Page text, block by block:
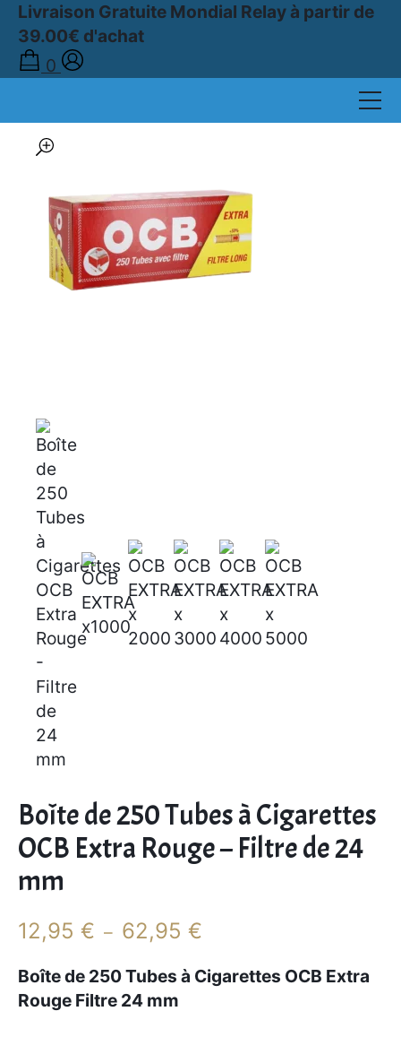
🔍
Boîte de 250 Tubes à Cigarettes
OCB Extra Rouge – Filtre de 24
mm
12,95 € – 62,95 €
a
Boîte de 250 Tubes à Cigarettes OCB Extra
Rouge Filtre 24 mm
Accueil › Boutique
Boîte de 250 Tubes à Cigarettes OCB Extra Rouge – Filtre de 24 mm
Livraison Gratuite Mondial Relay à partir de
39.00€ d'achat
0